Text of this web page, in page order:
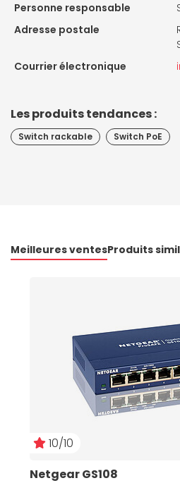
Personne responsable
Adresse postale
Courrier électronique
Les produits tendances :
Switch rackable Switch PoE
Meilleures ventesProduits
10/10
Netgear GS108